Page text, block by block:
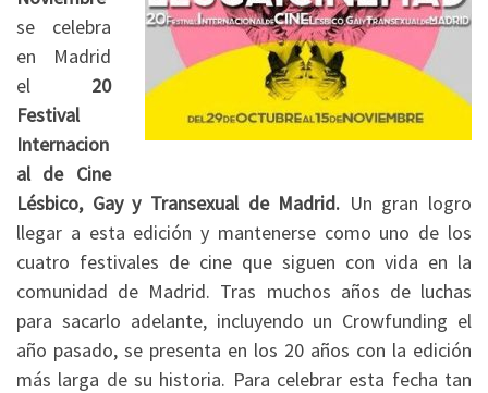
se celebra
en Madrid
el 20
Festival
Internacion
al de Cine
Lésbico, Gay y Transexual de Madrid. Un gran logro
llegar a esta edición y mantenerse como uno de los
cuatro festivales de cine que siguen con vida en la
comunidad de Madrid. Tras muchos años de luchas
para sacarlo adelante, incluyendo un Crowfunding el
año pasado, se presenta en los 20 años con la edición
más larga de su historia. Para celebrar esta fecha tan